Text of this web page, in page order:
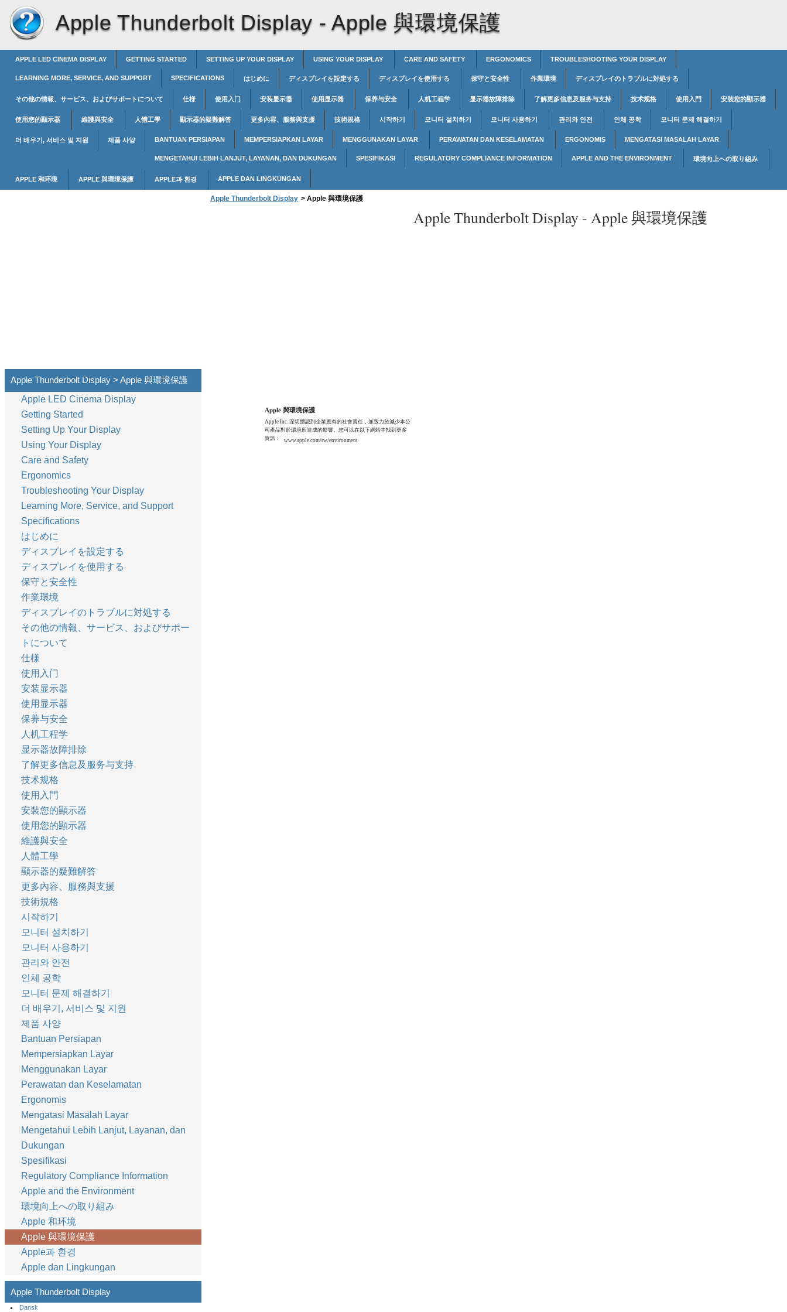
Apple Thunderbolt Display -Apple 與環境保護
APPLE LED CINEMA DISPLAY GETTING STARTED SETTING UP YOUR DISPLAY USING YOUR DISPLAY CARE AND SAFETY ERGONOMICS TROUBLESHOOTING YOUR DISPLAY
LEARNING MORE, SERVICE, AND SUPPORT SPECIFICATIONS はじめに ディスプレイを設定する ディスプレイを使用する 保守と安全性 作業環境 ディスプレイのトラブルに対処する
その他の情報、サービス、およびサポートについて 仕様 使用入门 安装显示器 使用显示器 保养与安全 人机工程学 显示器故障排除 了解更多信息及服务与支持 技术规格 使用入門 安裝您的顯示器
使用您的顯示器 維護與安全 人體工學 顯示器的疑難解答 更多內容、服務與支援 技術規格 시작하기 모니터 설치하기 모니터 사용하기 관리와 안전 인체 공학 모니터 문제 해결하기
더 배우기, 서비스 및 지원 제품 사양 BANTUAN PERSIAPAN MEMPERSIAPKAN LAYAR MENGGUNAKAN LAYAR PERAWATAN DAN KESELAMATAN ERGONOMIS MENGATASI MASALAH LAYAR
MENGETAHUI LEBIH LANJUT, LAYANAN, DAN DUKUNGAN SPESIFIKASI REGULATORY COMPLIANCE INFORMATION APPLE AND THE ENVIRONMENT 環境向上への取り組み
APPLE 和环境 APPLE 與環境保護 APPLE과 환경 APPLE DAN LINGKUNGAN
Apple Thunderbolt Display > Apple 與環境保護
Apple Thunderbolt Display - Apple 與環境保護
Apple 與環境保護
Apple Inc. 深切體認到企業應有的社會責任，並致力於減少本公
司產品對於環境所造成的影響。您可以在以下網站中找到更多
資訊：
www.apple.com/tw/environment
Apple Thunderbolt Display > Apple 與環境保護
Apple LED Cinema Display
Getting Started
Setting Up Your Display
Using Your Display
Care and Safety
Ergonomics
Troubleshooting Your Display
Learning More, Service, and Support
Specifications
はじめに
ディスプレイを設定する
ディスプレイを使用する
保守と安全性
作業環境
ディスプレイのトラブルに対処する
その他の情報、サービス、およびサポー
トについて
仕様
使用入门
安装显示器
使用显示器
保养与安全
人机工程学
显示器故障排除
了解更多信息及服务与支持
技术规格
使用入門
安裝您的顯示器
使用您的顯示器
維護與安全
人體工學
顯示器的疑難解答
更多內容、服務與支援
技術規格
시작하기
모니터 설치하기
모니터 사용하기
관리와 안전
인체 공학
모니터 문제 해결하기
더 배우기, 서비스 및 지원
제품 사양
Bantuan Persiapan
Mempersiapkan Layar
Menggunakan Layar
Perawatan dan Keselamatan
Ergonomis
Mengatasi Masalah Layar
Mengetahui Lebih Lanjut, Layanan, dan
Dukungan
Spesifikasi
Regulatory Compliance Information
Apple and the Environment
環境向上への取り組み
Apple 和环境
Apple 與環境保護
Apple과 환경
Apple dan Lingkungan
Apple Thunderbolt Display
Dansk